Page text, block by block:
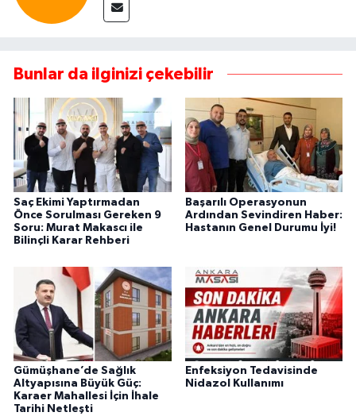
Bunlar da ilginizi çekebilir
Saç Ekimi Yaptırmadan
Önce Sorulması Gereken 9
Soru: Murat Makascı ile
Bilinçli Karar Rehberi
Başarılı Operasyonun
Ardından Sevindiren Haber:
Hastanın Genel Durumu İyi!
Gümüşhane’de Sağlık
Altyapısına Büyük Güç:
Karaer Mahallesi İçin İhale
Tarihi Netleşti
Enfeksiyon Tedavisinde
Nidazol Kullanımı